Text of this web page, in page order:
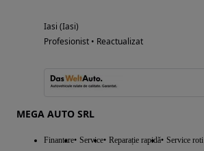
Iasi (Iasi)
Profesionist • Reactualizat
MEGA AUTO SRL
Finantare Service Reparație rapidă Service roti